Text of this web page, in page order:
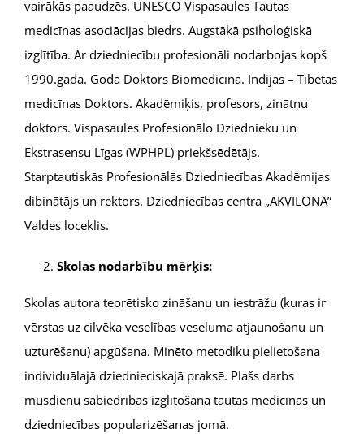
vairākās paaudzēs. UNESCO Vispasaules Tautas
medicīnas asociācijas biedrs. Augstākā psiholoģiskā
izglītība. Ar dziedniecību profesionāli nodarbojas kopš
1990.gada. Goda Doktors Biomedicīnā. Indijas – Tibetas
medicīnas Doktors. Akadēmiķis, profesors, zinātņu
doktors. Vispasaules Profesionālo Dziednieku un
Ekstrasensu Līgas (WPHPL) priekšsēdētājs.
Starptautiskās Profesionālās Dziedniecības Akadēmijas
dibinātājs un rektors. Dziedniecības centra „AKVILONA”
Valdes loceklis.
Skolas nodarbību mērķis:
Skolas autora teorētisko zināšanu un iestrāžu (kuras ir
vērstas uz cilvēka veselības veseluma atjaunošanu un
uzturēšanu) apgūšana. Minēto metodiku pielietošana
individuālajā dziednieciskajā praksē. Plašs darbs
mūsdienu sabiedrības izglītošanā tautas medicīnas un
dziedniecības popularizēšanas jomā.